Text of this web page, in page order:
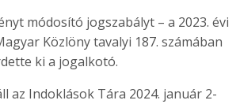
módosító jogszabályt – a 2023. évi
Közlöny tavalyi 187. számában
ki a jogalkotó.
az Indoklások Tára 2024. január 2-